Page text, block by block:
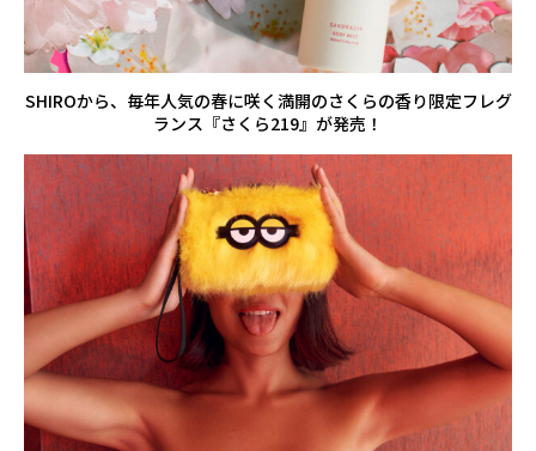
SHIROから、毎年人気の春に咲く満開のさくらの香り限定フレグ
ランス『さくら219』が発売！